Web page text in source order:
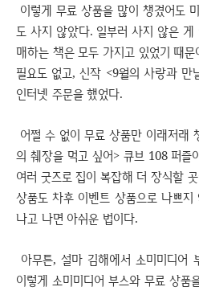
이렇게 무료 상품을 많이 챙겼어도
도 사지 않았다. 일부러 사지 않은
매하는 책은 모두 가지고 있었기 때
필요도 없고, 신작 <9월의 사랑과 만
인터넷 주문을 했었다.
어쩔 수 없이 무료 상품만 이래저래
의 췌장을 먹고 싶어> 큐브 108 퍼즐
여러 굿즈로 집이 복잡해 더 장식할
상품도 차후 이벤트 상품으로 나쁘
나고 나면 아쉬운 법이다.
아무튼, 설마 김해에서 소미미디어
이렇게 소미미디어 부스와 무료 상